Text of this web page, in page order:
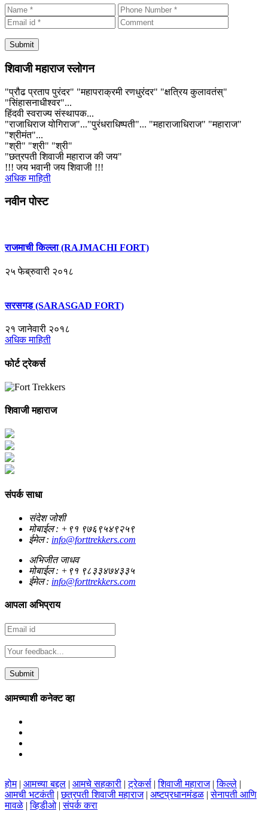
शिवाजी महाराज स्लोगन
"प्रौढ प्रताप पुरंदर" "महापराक्रमी रणधुरंदर" "क्षत्रिय कुलावतंस्"
"सिंहासनाधीश्वर"...
हिंदवी स्वराज्य संस्थापक...
"राजाधिराज योगिराज"..."पुरंधराधिष्पती"... "महाराजाधिराज" "महाराज"
"श्रीमंत"...
"श्री" "श्री" "श्री"
"छत्रपती शिवाजी महाराज की जय"
!!! जय भवानी जय शिवाजी !!!
अधिक माहिती
नवीन पोस्ट
राजमाची किल्ला (RAJMACHI FORT)
२५ फेब्रुवारी २०१८
सरसगड (SARASGAD FORT)
२१ जानेवारी २०१८
अधिक माहिती
फोर्टट्रेकर्स
शिवाजी महाराज
संपर्कसाधा
संदेश जोशी
मोबाईल : +९१ ९७६९५४९२५९
ईमेल : info@forttrekkers.com
अभिजीत जाधव
मोबाईल : +९१ ९८३३४७४३३५
ईमेल : info@forttrekkers.com
आपलाअभिप्राय
आमच्याशी कनेक्टव्हा
होम| आमच्या बद्दल | आमचे सहकारी |ट्रेकर्स |शिवाजी महाराज|किल्ले |
आमची भटकंती |छत्रपती शिवाजी महाराज| अष्टप्रधानमंडळ |सेनापती आणि
मावळे |व्हिडीओ|संपर्क करा